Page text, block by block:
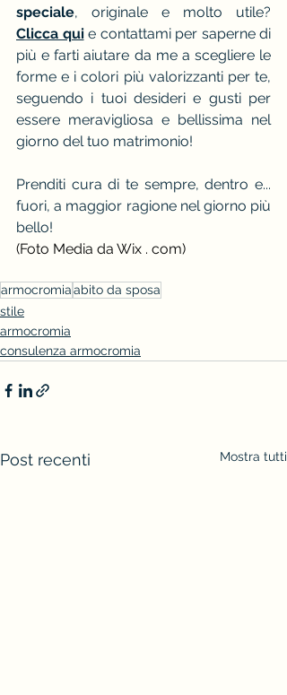
speciale
Clicca qui e contattami per saperne di
più e farti aiutare da me a scegliere le
forme e i colori più valorizzanti per te,
seguendo i tuoi desideri e gusti per
essere meravigliosa e bellissima nel
giorno del tuo matrimonio!
Prenditi cura di te sempre, dentro e...
fuori, a maggior ragione nel giorno più
bello!
(Foto Media da Wix . com)
armocromiaabito da sposa
stile
armocromia
consulenza armocromia
Post recenti Mostra tutti